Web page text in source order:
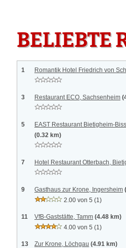
BELIEBTE
1 Romantik Hotel Friedrich von
3 Restaurant ECO, Sachsenheim
5
EAST Restaurant Bietigheim-
(0.32 km)
7 Hotel Restaurant Otterbach,
9 Gasthaus zur Krone, Ingersheim
2.00 von 5 (1)
11 VfB-Gaststätte, Tamm (4.48 km)
4.00 von 5 (1)
13 Zur Krone, Löchgau (4.91 km)